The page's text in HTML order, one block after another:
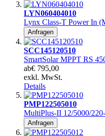
LYN060404010
Lynx Class-T Power In
Anfragen
SCC145120510
SmartSolar MPPT RS
ab€ 795,00
exkl. MwSt.
Details
PMP122505010
MultiPlus-II 12/5000/
Anfragen